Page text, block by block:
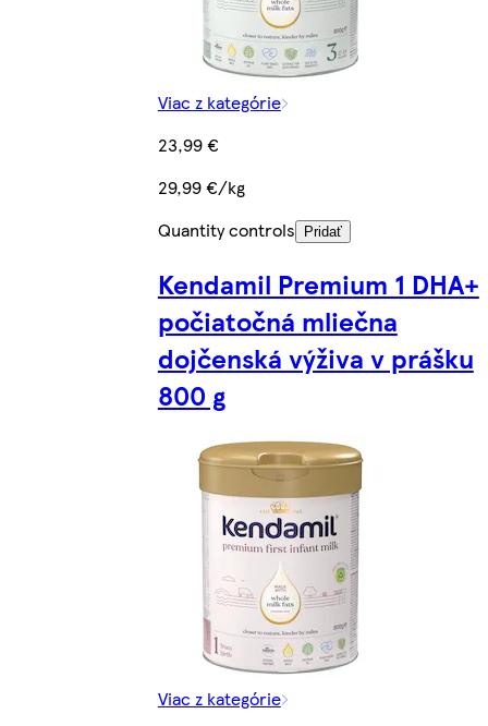
Viac z kategórie
23,99 €
29,99 €/kg
Quantity controls
Pridať
Kendamil Premium 1 DHA+
počiatočná mliečna
dojčenská výživa v prášku
800 g
Viac z kategórie